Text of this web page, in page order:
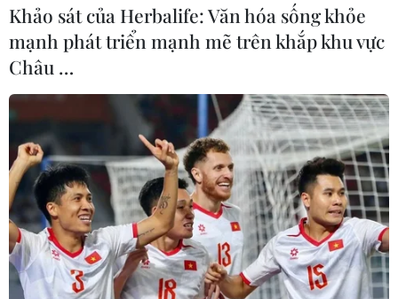
Khảo sát của Herbalife: Văn hóa sống khỏe
mạnh phát triển mạnh mẽ trên khắp khu vực
Châu …